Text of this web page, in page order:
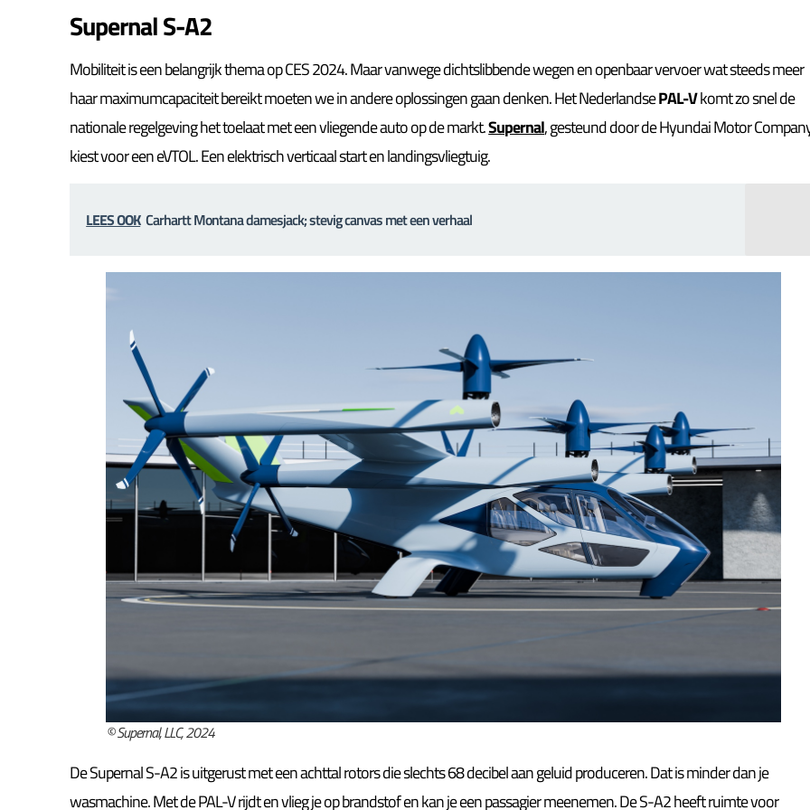
Supernal S-A2
Mobiliteit is een belangrijk thema op CES 2024. Maar vanwege dichtslibbende wegen en openbaar vervoer wat steeds meer
haar maximumcapaciteit bereikt moeten we in andere oplossingen gaan denken. Het NederlandsePAL-Vkomt zo snel de
nationale regelgeving het toelaat met een vliegende auto op de markt.Supernal, gesteund door de Hyundai Motor
kiest voor een eVTOL. Een elektrisch verticaal start en landingsvliegtuig.
LEES OOK Carhartt Montana damesjack; stevig canvas met een verhaal
© Supernal, LLC, 2024
De Supernal S-A2 is uitgerust met een achttal rotors die slechts 68 decibel aan geluid produceren. Dat is minder dan je
wasmachine. Met de PAL-V rijdt en vlieg je op brandstof en kan je een passagier meenemen. De S-A2 heeft ruimte voor